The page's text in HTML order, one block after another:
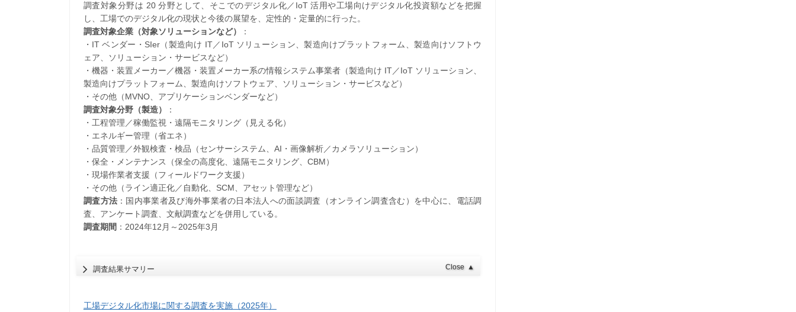
調査対象分野は 20 分野として、そこでのデジタル化／IoT 活用や工場向けデジタル化投資額などを把握
し、工場でのデジタル化の現状と今後の展望を、定性的・定量的に行った。
調査対象企業（対象ソリューションなど）
：
・IT ベンダー・SIer（製造向け IT／IoT ソリューション、製造向けプラットフォーム、製造向けソフトウ
ェア、ソリューション・サービスなど）
・機器・装置メーカー／機器・装置メーカー系の情報システム事業者（製造向け IT／IoT ソリューション、
製造向けプラットフォーム、製造向けソフトウェア、ソリューション・サービスなど）
・その他（MVNO、アプリケーションベンダーなど）
調査対象分野（製造）
：
・工程管理／稼働監視・遠隔モニタリング（見える化）
・エネルギー管理（省エネ）
・品質管理／外観検査・検品（センサーシステム、AI・画像解析／カメラソリューション）
・保全・メンテナンス（保全の高度化、遠隔モニタリング、CBM）
・現場作業者支援（フィールドワーク支援）
・その他（ライン適正化／自動化、SCM、アセット管理など）
調査方法 ：国内事業者及び海外事業者の日本法人への面談調査（オンライン調査含む）を中心に、電話調
査、アンケート調査、文献調査などを併用している。
調査期間 ：2024年12月～2025年3月
調査結果サマリー Close ▲
工場デジタル化市場に関する調査を実施（2025年）